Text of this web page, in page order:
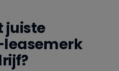
juiste